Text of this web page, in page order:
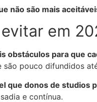
não são mais
em
obstáculos para que
pouco difundidos
que donos de studios
e contínua.